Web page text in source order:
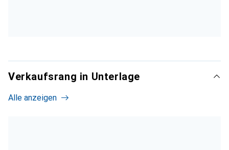
Verkaufsrang in Unterlage
Alle anzeigen